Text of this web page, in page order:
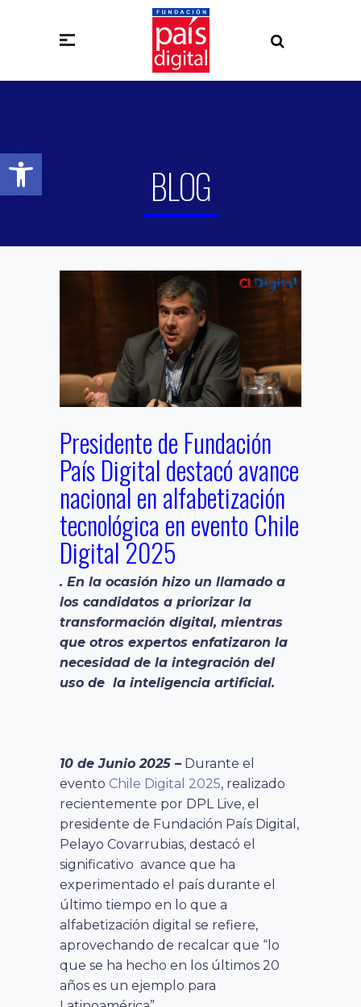
Abrir barra de herramientas
BLOG
Presidente de Fundación
País Digital destacó avance
nacional en alfabetización
tecnológica en evento Chile
Digital 2025
. En la ocasión hizo un llamado a
los candidatos a priorizar la
transformación digital, mientras
que otros expertos enfatizaron la
necesidad de la integración del
uso de la inteligencia artificial.
10 de Junio 2025 – Durante el
evento Chile Digital 2025, realizado
recientemente por DPL Live, el
presidente de Fundación País Digital,
Pelayo Covarrubias, destacó el
significativo avance que ha
experimentado el país durante el
último tiempo en lo que a
alfabetización digital se refiere,
aprovechando de recalcar que “l o
que se ha hecho en los últimos 20
años es un ejemplo para